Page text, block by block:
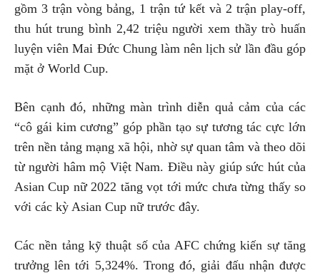
gồm 3 trận vòng bảng, 1 trận tứ kết và 2 trận play-off,
thu hút trung bình 2,42 triệu người xem thầy trò huấn
luyện viên Mai Đức Chung làm nên lịch sử lần đầu góp
mặt ở World Cup.
Bên cạnh đó, những màn trình diễn quả cảm của các
“cô gái kim cương” góp phần tạo sự tương tác cực lớn
trên nền tảng mạng xã hội, nhờ sự quan tâm và theo dõi
từ người hâm mộ Việt Nam. Điều này giúp sức hút của
Asian Cup nữ 2022 tăng vọt tới mức chưa từng thấy so
với các kỳ Asian Cup nữ trước đây.
Các nền tảng kỹ thuật số của AFC chứng kiến sự tăng
trưởng lên tới 5,324%. Trong đó, giải đấu nhận được